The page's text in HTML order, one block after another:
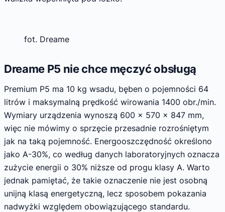
fot. Dreame
Dreame P5 nie chce męczyć obsługą
Premium P5 ma 10 kg wsadu, bęben o pojemności 64
litrów i maksymalną prędkość wirowania 1400 obr./min.
Wymiary urządzenia wynoszą 600 × 570 × 847 mm,
więc nie mówimy o sprzęcie przesadnie rozrośniętym
jak na taką pojemność. Energooszczędność określono
jako A-30%, co według danych laboratoryjnych oznacza
zużycie energii o 30% niższe od progu klasy A. Warto
jednak pamiętać, że takie oznaczenie nie jest osobną
unijną klasą energetyczną, lecz sposobem pokazania
nadwyżki względem obowiązującego standardu.